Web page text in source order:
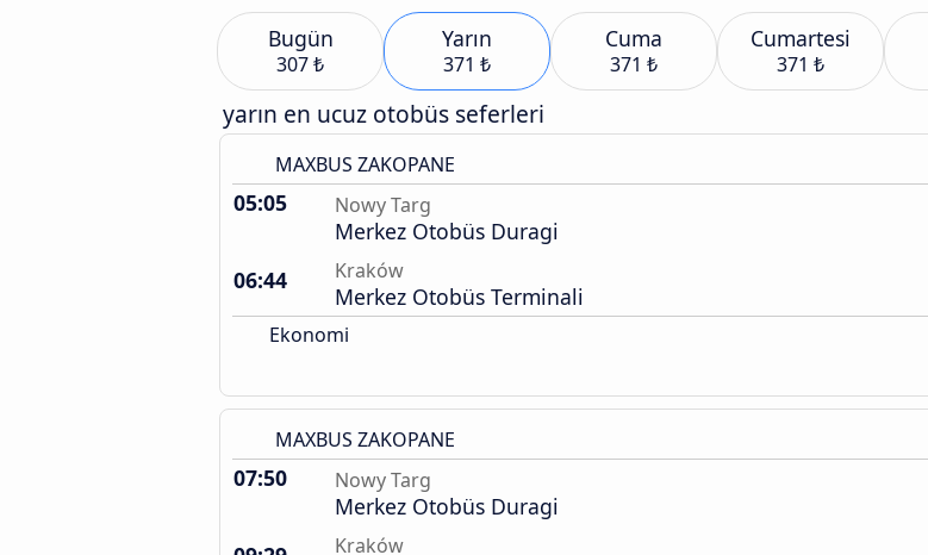
Bugün
307 ₺
Yarın
371 ₺
Cuma
371 ₺
Cumartesi
371 ₺
yarın en ucuz otobüs seferleri
MAXBUS ZAKOPANE
05:05 Nowy Targ
Merkez Otobüs Duragi
06:44
Kraków
Merkez Otobüs Terminali
Ekonomi
MAXBUS ZAKOPANE
07:50 Nowy Targ
Merkez Otobüs Duragi
Kraków